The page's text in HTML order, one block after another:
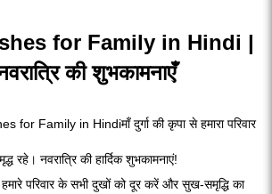
for Family in Hindi |
की शुभकामनाएँ
माँ दुर्गा की कृपा से हमारा परिवार
रहे। नवरात्रि की हार्दिक शुभकामनाएं!
हमारे परिवार के सभी दुखों को दूर करें और सुख-समृद्धि का